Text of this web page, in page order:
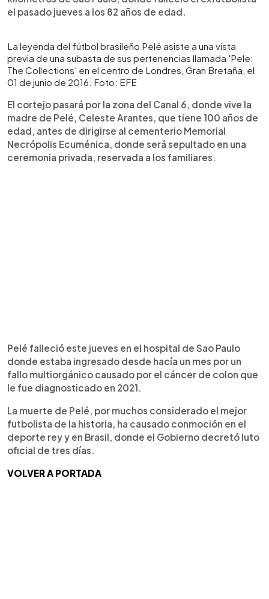
el pasado jueves a los 82 años de edad.
La leyenda del fútbol brasileño Pelé asiste a una vista
previa de una subasta de sus pertenencias llamada 'Pele:
The Collections' en el centro de Londres, Gran Bretaña, el
01 de junio de 2016. Foto: EFE
El cortejo pasará por la zona del Canal 6, donde vive la
madre de Pelé, Celeste Arantes, que tiene 100 años de
edad, antes de dirigirse al cementerio Memorial
Necrópolis Ecuménica, donde será sepultado en una
ceremonia privada, reservada a los familiares.
Pelé falleció este jueves en el hospital de Sao Paulo
donde estaba ingresado desde hacía un mes por un
fallo multiorgánico causado por el cáncer de colon que
le fue diagnosticado en 2021.
La muerte de Pelé, por muchos considerado el mejor
futbolista de la historia, ha causado conmoción en el
deporte rey y en Brasil, donde el Gobierno decretó luto
oficial de tres días.
VOLVER A PORTADA